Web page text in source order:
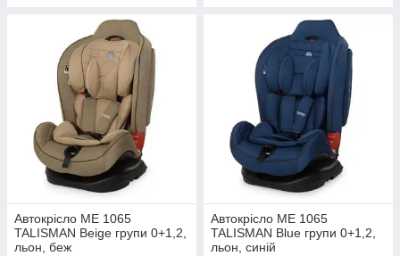
Автокрісло ME 1065
TALISMAN Beige групи 0+1,2,
льон, беж
Автокрісло ME 1065
TALISMAN Blue групи 0+1,2,
льон, синій